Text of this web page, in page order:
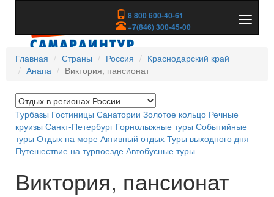
8 800 600-40-61
+7(846) 300-45-00
скрыть
Главная
Страны Россия
Краснодарский край
Анапа
Виктория, пансионат
Турбазы Гостиницы Санатории Золотое кольцо Речные
круизы Санкт-Петербург Горнолыжные туры Событийные
туры Отдых на море Активный отдых Туры выходного дня
Путешествие на турпоезде Автобусные туры
Виктория, пансионат